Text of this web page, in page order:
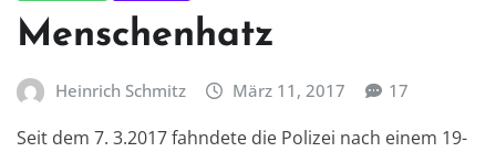
Menschenhatz
Heinrich Schmitz März 11, 2017 17
Seit dem 7. 3.2017 fahndete die Polizei nach einem 19-